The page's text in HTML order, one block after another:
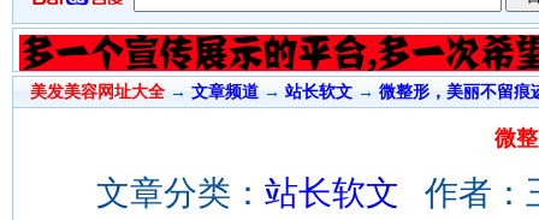
美发美容网址大全 → 文章频道→站长软文 → 微整形，美丽不留痕
微
文章分类： 站长软文 作者：